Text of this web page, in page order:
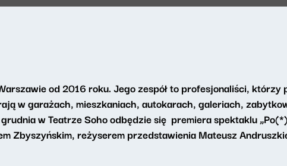
od 2016 roku. Jego zespół to profesjonaliści, którzy
w garażach, mieszkaniach, autokarach, galeriach,
w Teatrze Soho odbędzie się premiera spektaklu
Zbyszyńskim, reżyserem przedstawienia Mateusz